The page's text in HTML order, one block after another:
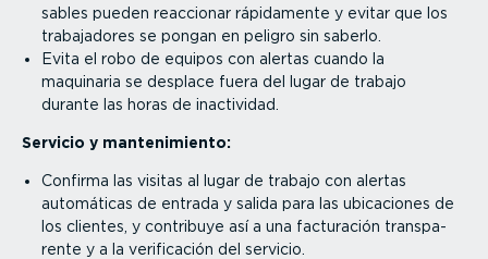
sables pueden reaccionar rápidamente y evitar que los
traba­ja­dores se pongan en peligro sin saberlo.
Evita el robo de equipos con alertas cuando la
maquinaria se desplace fuera del lugar de trabajo
durante las horas de inactividad.
Servicio y mante­ni­miento:
Confirma las visitas al lugar de trabajo con alertas
automáticas de entrada y salida para las ubicaciones de
los clientes, y contribuye así a una facturación trans­pa­
rente y a la verifi­cación del servicio.